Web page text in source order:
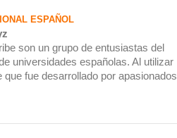
ESPAÑOL
son un grupo de entusiastas del
universidades españolas. Al utilizar
fue desarrollado por apasionados